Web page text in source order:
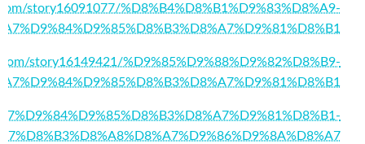
story16091077/%D8%B4%D8%B1%D9%83%D8%A9-
story16149421/%D9%85%D9%88%D9%82%D8%B9-